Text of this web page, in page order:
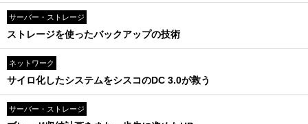
サーバー・ストレージ
ストレージを使ったバックアップの技術
ネットワーク
サイロ化したシステムをシスコのDC 3.0が救う
サーバー・ストレージ